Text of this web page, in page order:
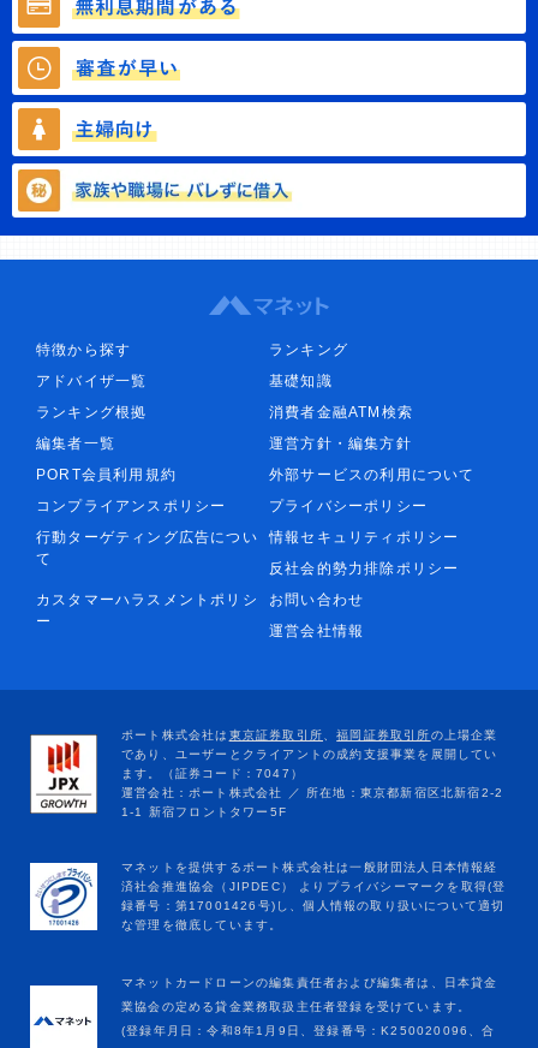
特徴から探す
ランキング
アドバイザ一覧
基礎知識
ランキング根拠
消費者金融ATM検索
編集者一覧
運営方針・編集方針
PORT会員利用規約
外部サービスの利用について
コンプライアンスポリシー
プライバシーポリシー
行動ターゲティング広告につい
て
情報セキュリティポリシー
反社会的勢力排除ポリシー
カスタマーハラスメントポリシ
ー
お問い合わせ
運営会社情報
マネットカードローンの編集責任者および編集者は、日本貸金
業協会の定める貸金業務取扱主任者登録を受けています。
(登録年月日：令和8年1月9日、登録番号：K250020096、合